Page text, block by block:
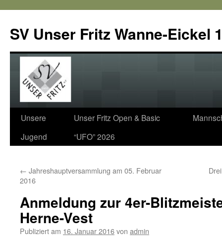
SV Unser Fritz Wanne-Eickel
Zum
Inhalt
Unsere
Jugend
Unser Fritz Open & Basic
“UFO” 2026
← Jahreshauptversammlung am 05. Februar
2016
Anmeldung zur 4er-
Herne-Vest
Publiziert am 16. Januar 2016von admin